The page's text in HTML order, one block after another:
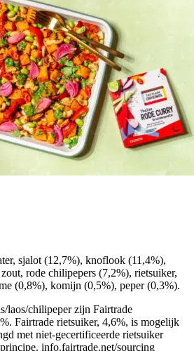
sjalot (12,7%), knoflook (11,4%),
rode chilipepers (7,2%), rietsuiker,
(0,8%), komijn (0,5%), peper (0,3%).
laos/chilipeper zijn Fairtrade
Fairtrade rietsuiker, 4,6%, is mogelijk
met niet-gecertificeerde rietsuiker
info.fairtrade.net/sourcing